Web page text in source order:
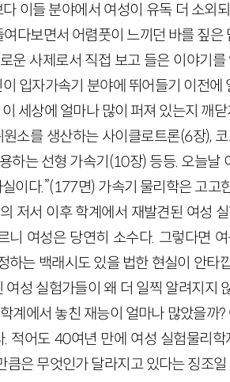
이들 분야에서 여성이 유독 더 소외
여다보면서 어렴풋이 느끼던 바를 짚은
운 사제로서 직접 보고 들은 이야기
입자가속기 분야에 뛰어들기 이전
세상에 얼마나 많이 퍼져 있는지 깨
소를 생산하는 사이클로트론(6장),
하는 선형 가속기(10장) 등등. 오늘날
이다.”(177면) 가속기 물리학은 고고
저서 이후 학계에서 재발견된 여성
니 여성은 당연히 소수다. 그렇다면
하는 백래시도 있을 법한 현실이 안타
여성 실험가들이 왜 더 일찍 알려지지
계에서 놓친 재능이 얼마나 많았을까
. 적어도 40여년 만에 여성 실험물리
큼은 무엇인가 달라지고 있다는 징조일